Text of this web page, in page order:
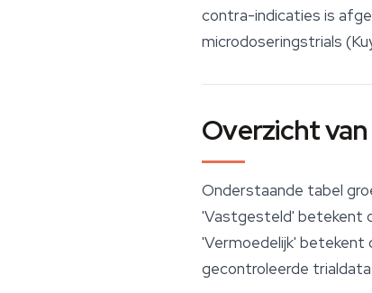
contra-indicaties is
microdoseringstrials
Overzicht
Onderstaande tabel
'Vastgesteld' betekent
'Vermoedelijk'
gecontroleerde